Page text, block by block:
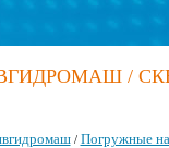
/
/ Погружные